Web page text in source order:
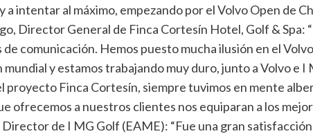
a intentar al máximo, empezando por el Volvo Open de
Director General de Finca Cortesín Hotel, Golf &
comunicación. Hemos puesto mucha ilusión en el
y estamos trabajando muy duro, junto a Volvo e
proyecto Finca Cortesín, siempre tuvimos en mente
ofrecemos a nuestros clientes nos equiparan a los
de I MG Golf (EAME): “Fue una gran